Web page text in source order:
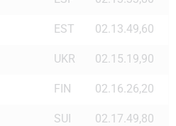
EST 02.13.49,60
UKR 02.15.19,90
FIN 02.16.26,20
SUI 02.17.49,80